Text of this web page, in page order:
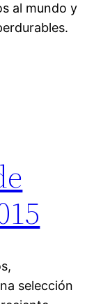
al mundo y
selección